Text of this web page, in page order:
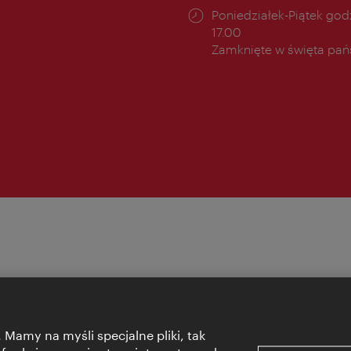
Godziny
otwarcia:
Poniedziałek-Piątek
17.00
Zamknięte w święta
na myśli specjalne pliki, tak